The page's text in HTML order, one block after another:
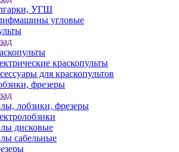
УГШ
угловые
краскопульты
для краскопультов
фрезеры
лобзики, фрезеры
дисковые
сабельные